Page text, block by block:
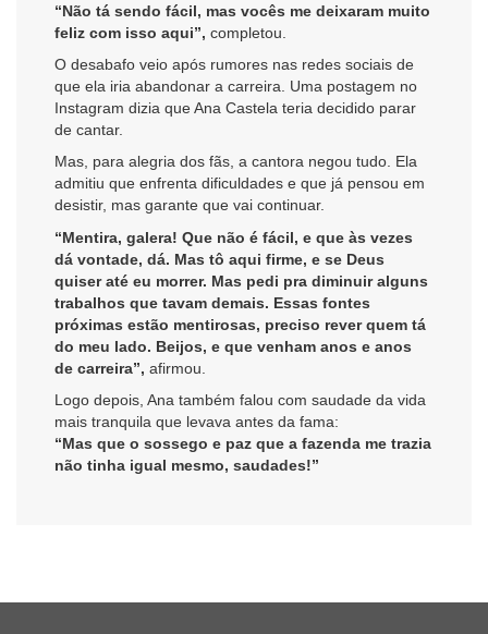
“Não tá sendo fácil, mas vocês me deixaram muito
feliz com isso aqui”, completou.
O desabafo veio após rumores nas redes sociais de
que ela iria abandonar a carreira. Uma postagem no
Instagram dizia que Ana Castela teria decidido parar
de cantar.
Mas, para alegria dos fãs, a cantora negou tudo. Ela
admitiu que enfrenta dificuldades e que já pensou em
desistir, mas garante que vai continuar.
“Mentira, galera! Que não é fácil, e que às vezes
dá vontade, dá. Mas tô aqui firme, e se Deus
quiser até eu morrer. Mas pedi pra diminuir alguns
trabalhos que tavam demais. Essas fontes
próximas estão mentirosas, preciso rever quem tá
do meu lado. Beijos, e que venham anos e anos
de carreira”, afirmou.
Logo depois, Ana também falou com saudade da vida
mais tranquila que levava antes da fama:
“Mas que o sossego e paz que a fazenda me trazia
não tinha igual mesmo, saudades!”